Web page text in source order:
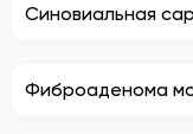
Синовиальная
Фиброаденома